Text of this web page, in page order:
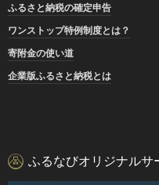
ふるさと納税の確定申告
ワンストップ特例制度とは？
寄附金の使い道
企業版ふるさと納税とは
ふるなびオリジナルサ